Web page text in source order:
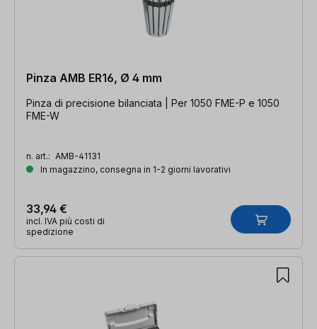
Pinza AMB ER16, Ø 4 mm
Pinza di precisione bilanciata | Per 1050 FME-P e 1050
FME-W
n. art.: AMB-41131
In magazzino, consegna in 1-2 giorni lavorativi
33,94 €
incl. IVA più costi di
spedizione